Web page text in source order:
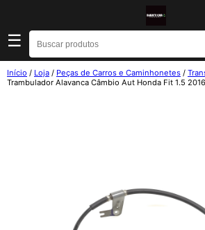
☰
Início / Loja / Peças de Carros e Caminhonetes /
Trambulador Alavanca Câmbio Aut Honda Fit 1.5 2016